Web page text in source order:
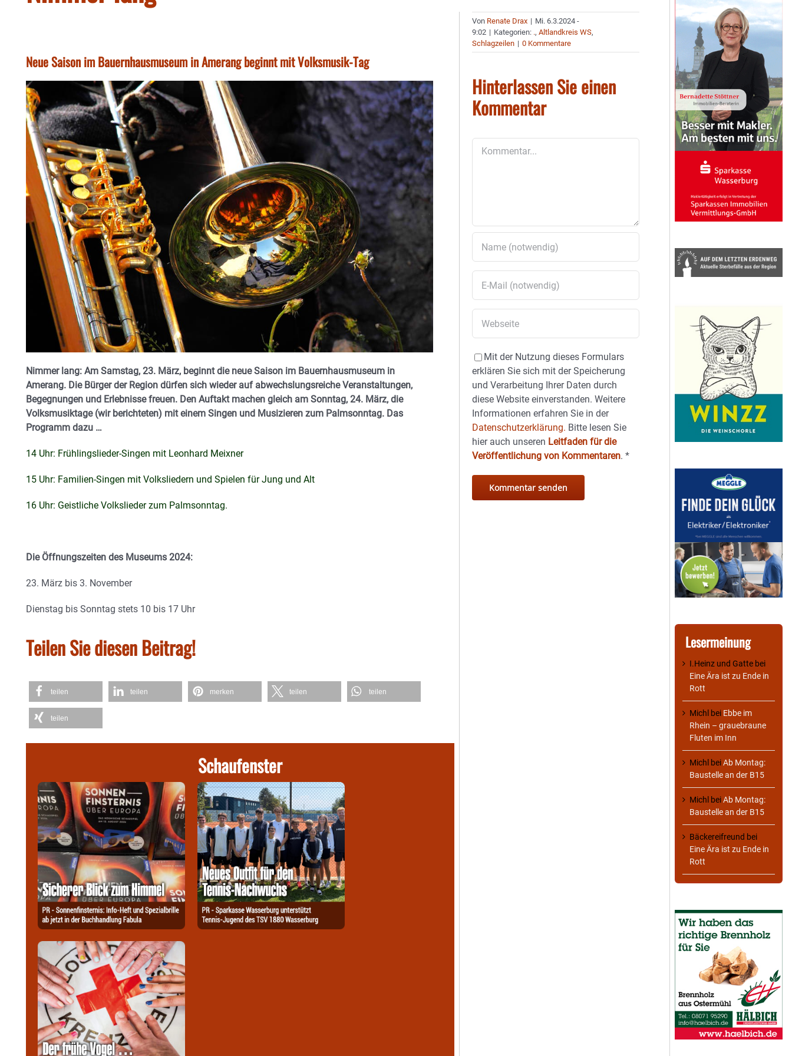
Neue Saison im Bauernhausmuseum in Amerang beginnt mit Volksmusik-Tag
Nimmer lang: Am Samstag, 23. März, beginnt die neue Saison im Bauernhausmuseum in
Amerang. Die Bürger der Region dürfen sich wieder auf abwechslungsreiche Veranstaltungen,
Begegnungen und Erlebnisse freuen. Den Auftakt machen gleich am Sonntag, 24. März, die
Volksmusiktage (wir berichteten) mit einem Singen und Musizieren zum Palmsonntag. Das
Programm dazu …
14 Uhr: Frühlingslieder-Singen mit Leonhard Meixner
15 Uhr: Familien-Singen mit Volksliedern und Spielen für Jung und Alt
16 Uhr: Geistliche Volkslieder zum Palmsonntag.
Die Öffnungszeiten des Museums 2024:
23. März bis 3. November
Dienstag bis Sonntag stets 10 bis 17 Uhr
Teilen Sie diesen Beitrag!
teilen teilen merken teilen teilen
teilen
Schaufenster
Von Renate Drax | Mi. 6.3.2024 -
9:02 | Kategorien: .,Altlandkreis WS,
Schlagzeilen | 0 Kommentare
Hinterlassen Sie einen
Kommentar
Mit der Nutzung dieses Formulars
erklären Sie sich mit der Speicherung
und Verarbeitung Ihrer Daten durch
diese Website einverstanden. Weitere
Informationen erfahren Sie in der
Datenschutzerklärung. Bitte lesen Sie
hier auch unseren Leitfaden für die
Veröffentlichung von Kommentaren.*
Lesermeinung
I.Heinz und Gatte bei
Eine Ära ist zu Ende in
Rott
Michl bei Ebbe im
Rhein – grauebraune
Fluten im Inn
Michl beiAb Montag:
Baustelle an der B15
Michl beiAb Montag:
Baustelle an der B15
Bäckereifreund bei
Eine Ära ist zu Ende in
Rott